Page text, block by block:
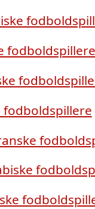
fodboldspillere
fodboldspillere